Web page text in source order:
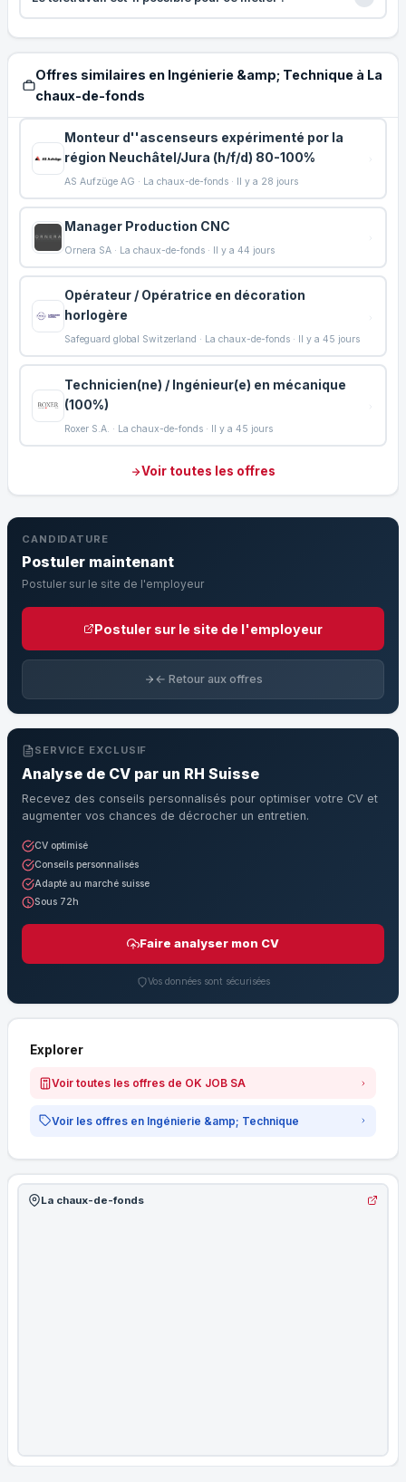
Offres similaires en Ingénierie &amp; Technique à La
chaux-de-fonds
Monteur d''ascenseurs expérimenté por la
région Neuchâtel/Jura (h/f/d) 80-100%
AS Aufzüge AG · La chaux-de-fonds · Il y a 28 jours
Manager Production CNC
Ornera SA · La chaux-de-fonds · Il y a 44 jours
Opérateur / Opératrice en décoration
horlogère
Safeguard global Switzerland · La chaux-de-fonds · Il y a 45 jours
Technicien(ne) / Ingénieur(e) en mécanique
(100%)
Roxer S.A. · La chaux-de-fonds · Il y a 45 jours
Voir toutes les offres
CANDIDATURE
Postuler maintenant
Postuler sur le site de l'employeur
Postuler sur le site de l'employeur
← Retour aux offres
SERVICE EXCLUSIF
Analyse de CV par un RH Suisse
Recevez des conseils personnalisés pour optimiser votre CV et
augmenter vos chances de décrocher un entretien.
CV optimisé
Conseils personnalisés
Adapté au marché suisse
Sous 72h
Faire analyser mon CV
Vos données sont sécurisées
Explorer
Voir toutes les offres de OK JOB SA
Voir les offres en Ingénierie &amp; Technique
La chaux-de-fonds